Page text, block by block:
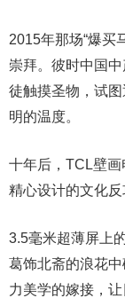
2015年那场“爆买
崇拜。彼时中国
徒触摸圣物，试
明的温度。
十年后，TCL壁
精心设计的文化反
3.5毫米超薄屏上
葛饰北斋的浪花
力美学的嫁接，